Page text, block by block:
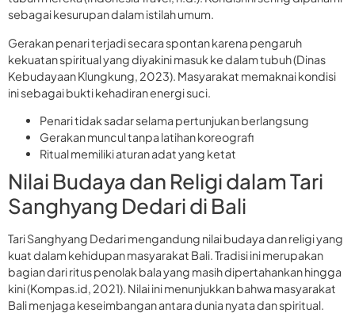
sebagai kesurupan dalam istilah umum.
Gerakan penari terjadi secara spontan karena pengaruh
kekuatan spiritual yang diyakini masuk ke dalam tubuh (Dinas
Kebudayaan Klungkung, 2023). Masyarakat memaknai kondisi
ini sebagai bukti kehadiran energi suci.
Penari tidak sadar selama pertunjukan berlangsung
Gerakan muncul tanpa latihan koreografi
Ritual memiliki aturan adat yang ketat
Nilai Budaya dan Religi dalam Tari
Sanghyang Dedari di Bali
Tari Sanghyang Dedari mengandung nilai budaya dan religi yang
kuat dalam kehidupan masyarakat Bali. Tradisi ini merupakan
bagian dari ritus penolak bala yang masih dipertahankan hingga
kini (Kompas.id, 2021). Nilai ini menunjukkan bahwa masyarakat
Bali menjaga keseimbangan antara dunia nyata dan spiritual.